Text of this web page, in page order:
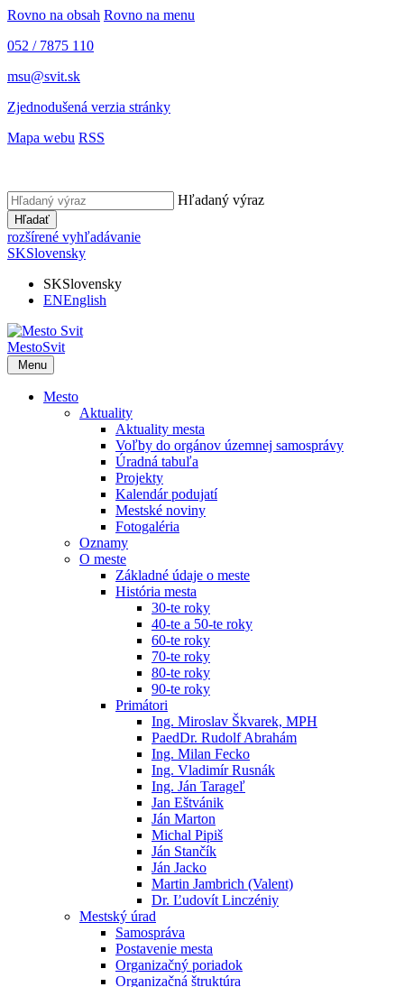
Rovno na obsah Rovno na menu
052 / 7875 110
msu@svit.sk
Zjednodušená verzia stránky
Mapa webu RSS
Hľadaný výraz
Hľadať
rozšírené vyhľadávanie
SKSlovensky
SKSlovensky
ENEnglish
MestoSvit
Menu
Mesto
Aktuality
Aktuality mesta
Voľby do orgánov územnej samosprávy
Úradná tabuľa
Projekty
Kalendár podujatí
Mestské noviny
Fotogaléria
Oznamy
O meste
Základné údaje o meste
História mesta
30-te roky
40-te a 50-te roky
60-te roky
70-te roky
80-te roky
90-te roky
Primátori
Ing. Miroslav Škvarek, MPH
PaedDr. Rudolf Abrahám
Ing. Milan Fecko
Ing. Vladimír Rusnák
Ing. Ján Tarageľ
Jan Eštvánik
Ján Marton
Michal Pipiš
Ján Stančík
Ján Jacko
Martin Jambrich (Valent)
Dr. Ľudovít Linczéniy
Mestský úrad
Samospráva
Postavenie mesta
Organizačný poriadok
Organizačná štruktúra